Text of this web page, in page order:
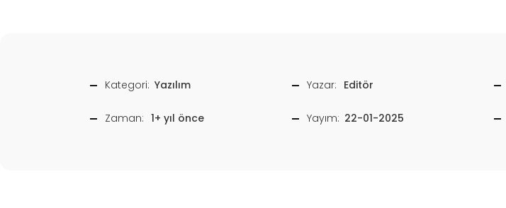
Kategori: Yazılım Yazar: Editör
Zaman: 1+ yıl önce Yayım: 22-01-2025